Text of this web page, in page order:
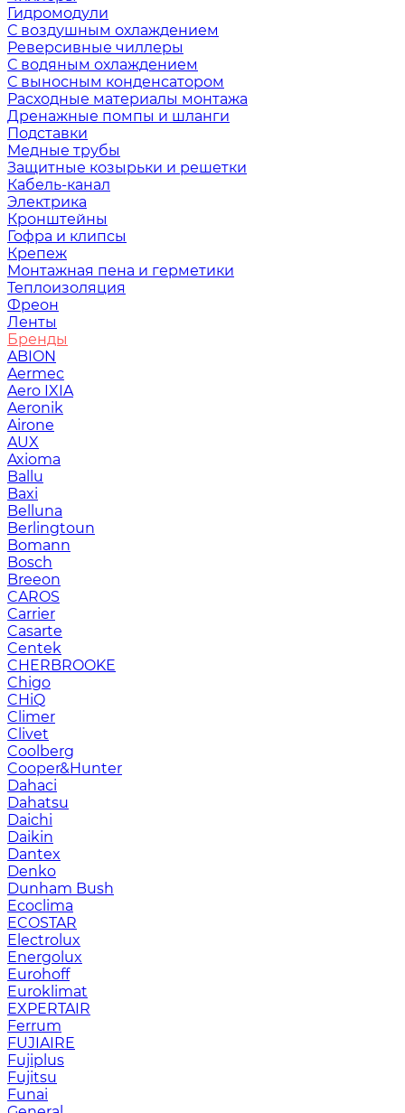
Гидромодули
С воздушным охлаждением
Реверсивные чиллеры
С водяным охлаждением
С выносным конденсатором
Расходные материалы монтажа
Дренажные помпы и шланги
Подставки
Медные трубы
Защитные козырьки и решетки
Кабель-канал
Электрика
Кронштейны
Гофра и клипсы
Крепеж
Монтажная пена и герметики
Теплоизоляция
Фреон
Ленты
Бренды
ABION
Aermec
Aero IXIA
Aeronik
Airone
AUX
Axioma
Ballu
Baxi
Belluna
Berlingtoun
Bomann
Bosch
Breeon
CAROS
Carrier
Casarte
Centek
CHERBROOKE
Chigo
CHiQ
Climer
Clivet
Coolberg
Cooper&Hunter
Dahaci
Dahatsu
Daichi
Daikin
Dantex
Denko
Dunham Bush
Ecoclima
ECOSTAR
Electrolux
Energolux
Eurohoff
Euroklimat
EXPERTAIR
Ferrum
FUJIAIRE
Fujiplus
Fujitsu
Funai